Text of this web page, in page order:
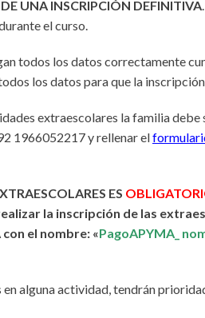
UNA INSCRIPCIÓN DEFINITIVA.
el curso.
todos los datos correctamente
los datos para que la
extraescolares la familia
1966052217 y rellenar el
ES
la inscripción de las
el nombre: «PagoAPYMA_
alguna actividad, tendrán